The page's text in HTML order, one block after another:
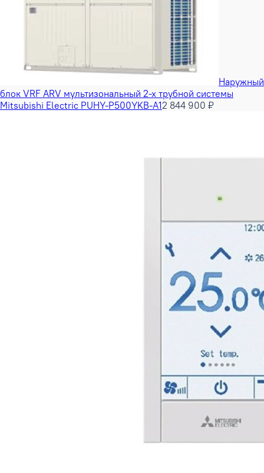
Наружный
блок VRF ARV мультизональный 2-х трубной системы
Mitsubishi Electric PUHY-P500YKB-A12 844 900 ₽